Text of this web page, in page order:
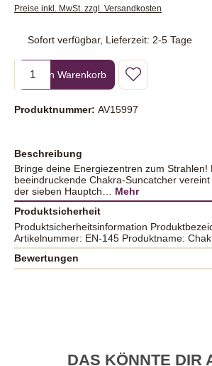
Preise inkl. MwSt. zzgl. Versandkosten
Sofort verfügbar, Lieferzeit: 2-5 Tage
Produkt Anzahl: Gib den gewünschten
In den Warenkorb
Produktnummer: AV15997
Beschreibung
Bringe deine Energiezentren zum Strahlen!
beeindruckende Chakra-Suncatcher
der sieben Hauptch… Mehr
Produktsicherheit
Produktsicherheitsinformation
Artikelnummer: EN-145 Produktname:
Bewertungen
DAS KÖNNTE DIR